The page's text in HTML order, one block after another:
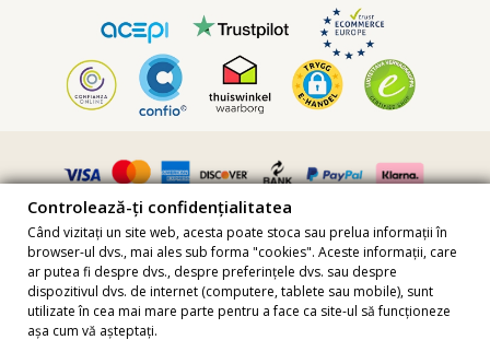
Toate prețurile includ TVA · Număr TVA FR36509778270 · Toate
drepturile rezervate ©2023 „Brazilian Bikini Shop
Site protejat de reCAPTCHA.
Controlează-ți confidențialitatea
Când vizitați un site web, acesta poate stoca sau prelua informații în
browser-ul dvs., mai ales sub forma "cookies". Aceste informații, care
ar putea fi despre dvs., despre preferințele dvs. sau despre
dispozitivul dvs. de internet (computere, tablete sau mobile), sunt
utilizate în cea mai mare parte pentru a face ca site-ul să funcționeze
așa cum vă așteptați.